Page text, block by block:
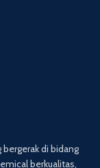
bergerak di bidang
berkualitas,